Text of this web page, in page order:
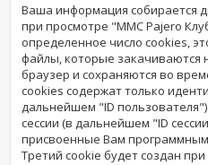
Ваша информация собирается
при просмотре "MMC Pajero
определенное число cookies,
файлы, которые
браузер и сохраняются во
cookies содержат только
дальнейшем "ID
сессии (в дальнейшем "ID
присвоенные Вам
Третий cookie будет создан